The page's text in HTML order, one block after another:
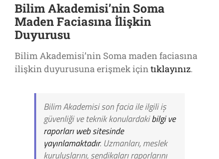
Bilim Akademisi’nin Soma
Maden Faciasına İlişkin
Duyurusu
Bilim Akademisi’nin Soma maden faciasına
ilişkin duyurusuna erişmek içintıklayınız.
Bilim Akademisi son facia ile ilgili iş
güvenliği ve teknik konulardakibilgi ve
raporları web sitesinde
yayınlamaktadır. Uzmanları, meslek
kuruluşlarını, sendikaları raporlarını